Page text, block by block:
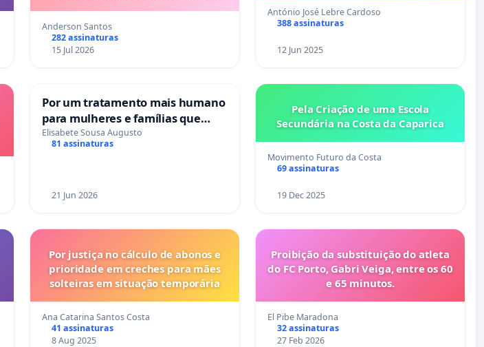
Anderson Santos
282 assinaturas
15 Jul 2026
António José Lebre Cardoso
388 assinaturas
12 Jun 2025
Por um tratamento mais humano
para mulheres e famílias que
sofrem uma perda gestacional
nos hospitais portugueses
Elisabete Sousa Augusto
81 assinaturas
21 Jun 2026
Pela Criação de uma Escola
Secundária na Costa da Caparica
Movimento Futuro da Costa
69 assinaturas
19 Dec 2025
Por justiça no cálculo de abonos e
prioridade em creches para mães
solteiras em situação temporária
Ana Catarina Santos Costa
41 assinaturas
8 Aug 2025
Proibição da substituição do atleta
do FC Porto, Gabri Veiga, entre os 60
e 65 minutos.
El Pibe Maradona
32 assinaturas
27 Feb 2026